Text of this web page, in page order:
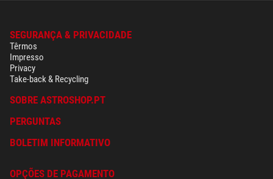
SEGURANÇA & PRIVACIDADE
Têrmos
Impresso
Privacy
Take-back & Recycling
SOBRE ASTROSHOP.PT
PERGUNTAS
BOLETIM INFORMATIVO
OPÇÕES DE PAGAMENTO